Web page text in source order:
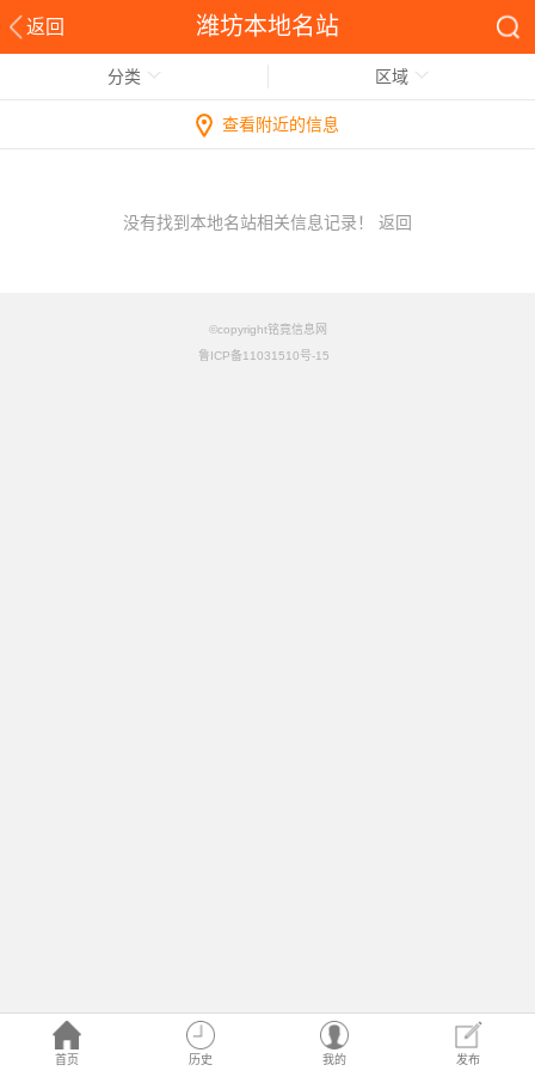
返回 潍坊本地名站
首页 历史 我的 发布
分类 区域
查看附近的信息
没有找到本地名站相关信息记录！ 返回
©copyright铭竟信息网
鲁ICP备11031510号-15